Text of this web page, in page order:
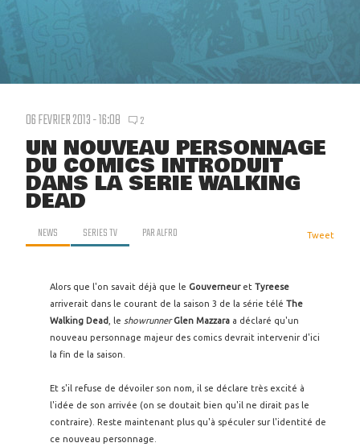
06 FEVRIER 2013 - 16:08 2
UN NOUVEAU PERSONNAGE
DU COMICS INTRODUIT
DANS LA SÉRIE WALKING
DEAD
NEWS SERIES TV PARALFRO Tweet
Alors que l'on savait déjà que le Gouverneur et Tyreese
arriverait dans le courant de la saison 3 de la série télé The
Walking Dead
, le showrunner Glen Mazzara a déclaré qu'un
nouveau personnage majeur des comics devrait intervenir d'ici
la fin de la saison.
Et s'il refuse de dévoiler son nom, il se déclare très excité à
l'idée de son arrivée (on se doutait bien qu'il ne dirait pas le
contraire). Reste maintenant plus qu'à spéculer sur l'identité de
ce nouveau personnage.